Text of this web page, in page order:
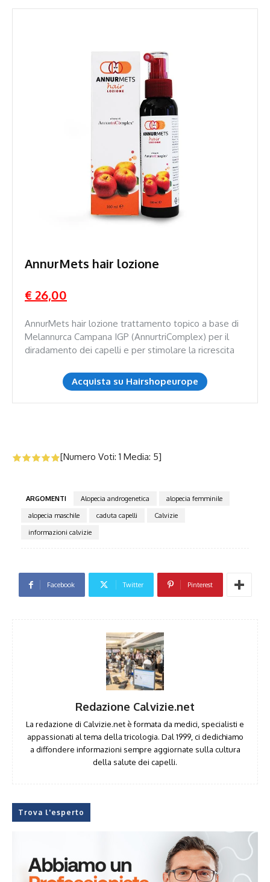
AnnurMets hair lozione
€ 26,00
AnnurMets hair lozione trattamento topico a base di
Melannurca Campana IGP (AnnurtriComplex) per il
diradamento dei capelli e per stimolare la ricrescita
Acquista su Hairshopeurope
[Numero Voti: 1 Media: 5]
ARGOMENTI Alopecia androgenetica
alopecia femminile
alopecia maschile
caduta capelli
Calvizie
informazioni calvizie
Facebook Twitter Pinterest
Redazione Calvizie.net
La redazione di Calvizie.net è formata da medici, specialisti e
appassionati al tema della tricologia. Dal 1999, ci dedichiamo
a diffondere informazioni sempre aggiornate sulla cultura
della salute dei capelli.
Trova l'esperto